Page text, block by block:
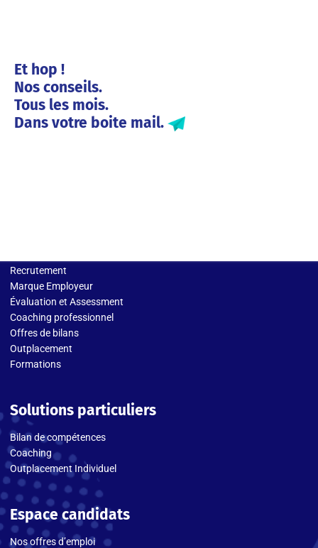
Et hop !
Nos conseils.
Tous les mois.
Dans votre boite mail.
Recrutement
Marque Employeur
Évaluation et Assessment
Coaching professionnel
Offres de bilans
Outplacement
Formations
Solutions particuliers
Bilan de compétences
Coaching
Outplacement Individuel
Espace candidats
Nos offres d’emploi